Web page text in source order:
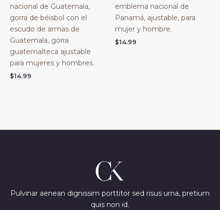
nacional de Guatemala,
gorra de béisbol con el
escudo de armas de
Guatemala, gorra
guatemalteca ajustable
para mujeres y hombres.
$14.99
emblema nacional de
Panamá, ajustable, para
mujer y hombre.
$14.99
Pulvinar aenean dignissim porttitor sed risus urna, pretium
quis non id.